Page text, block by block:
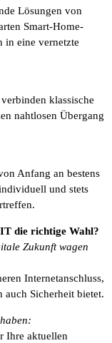
Lösungen von
Smart-Home-
in eine vernetzte
klassische
nahtlosen Übergang
Anfang an bestens
und stets
die richtige Wahl?
Zukunft wagen
Internetanschluss,
Sicherheit bietet.
Ihre aktuellen